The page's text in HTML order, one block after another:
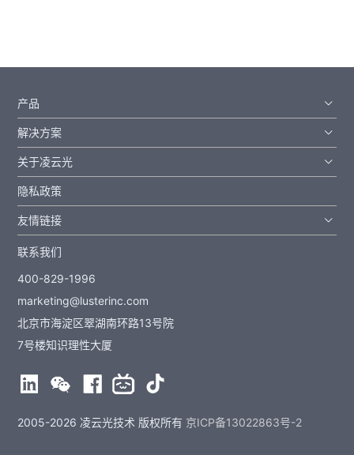
产品
解决方案
关于凌云光
隐私政策
友情链接
联系我们
400-829-1996
marketing@lusterinc.com
北京市海淀区翠湖南环路13号院
7号楼知识理性大厦
2005-2026 凌云光技术 版权所有 京ICP备13022863号-2